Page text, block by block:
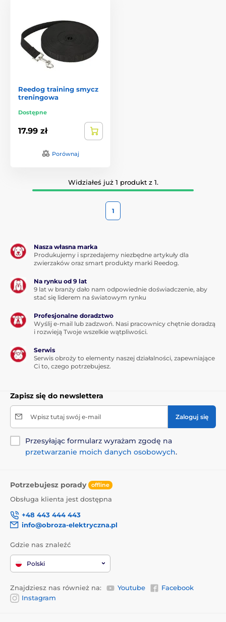
Reedog training smycz
treningowa
Dostępne
17.99 zł
Porównaj
Widziałeś już 1 produkt z 1.
1
Nasza własna marka
Produkujemy i sprzedajemy niezbędne artykuły dla
zwierzaków oraz smart produkty marki Reedog.
Na rynku od 9 lat
9 lat w branży dało nam odpowiednie doświadczenie, aby
stać się liderem na światowym rynku
Profesjonalne doradztwo
Wyślij e-mail lub zadzwoń. Nasi pracownicy chętnie doradzą
i rozwieją Twoje wszelkie wątpliwości.
Serwis
Serwis obroży to elementy naszej działalności, zapewniające
Ci to, czego potrzebujesz.
Zapisz się do newslettera
Wpisz tutaj swój e-mail Zaloguj się
Przesyłając formularz wyrażam zgodę na
przetwarzanie moich danych osobowych.
Potrzebujesz porady offline
Obsługa klienta jest dostępna
+48 443 444 443
info@obroza-elektryczna.pl
Gdzie nas znaleźć
Polski
Znajdziesz nas również na: Youtube
Facebook
Instagram